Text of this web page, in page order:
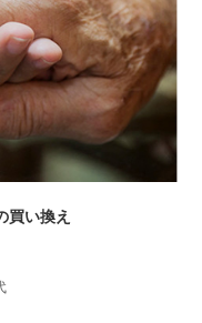
買い換え